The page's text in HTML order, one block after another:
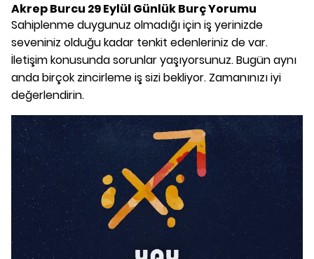
Akrep Burcu 29 Eylül Günlük Burç Yorumu
Sahiplenme duygunuz olmadığı için iş yerinizde
seveniniz olduğu kadar tenkit edenleriniz de var.
İletişim konusunda sorunlar yaşıyorsunuz. Bugün aynı
anda birçok zincirleme iş sizi bekliyor. Zamanınızı iyi
değerlendirin.